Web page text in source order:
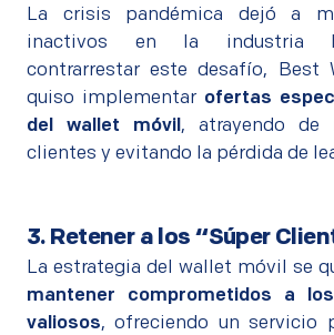
La crisis pandémica dejó a
inactivos en la industria
contrarrestar este desafío, Best
quiso implementar ofertas
del wallet móvil, atrayendo de
clientes y evitando la pérdida de
3. Retener a los “Súper
La estrategia del wallet móvil se
mantener comprometidos a
valiosos, ofreciendo un servicio